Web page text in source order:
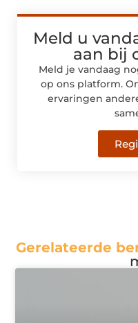
Meld u
aan bij
Meld je vandaag
op ons platform.
ervaringen
Gerelateerde